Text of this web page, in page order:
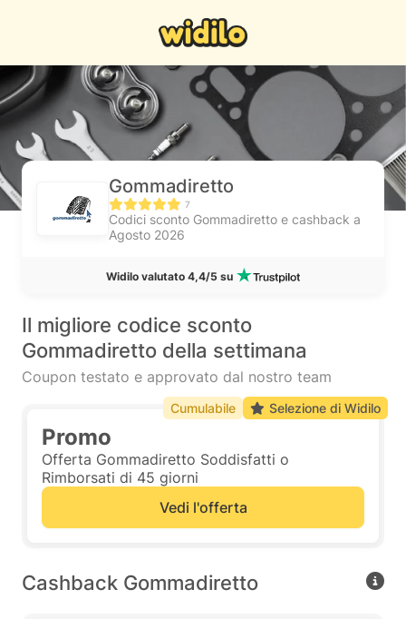
Gommadiretto
7
Codici sconto Gommadiretto e cashback a
Agosto 2026
Widilo valutato 4,4/5 su
Il migliore codice sconto
Gommadiretto della settimana
Coupon testato e approvato dal nostro team
Promo
Offerta Gommadiretto Soddisfatti o
Rimborsati di 45 giorni
Vedi l'offerta
Cumulabile Selezione di Widilo
Cashback Gommadiretto